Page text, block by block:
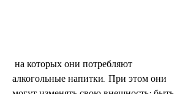
алкогольные напитки. При этом они